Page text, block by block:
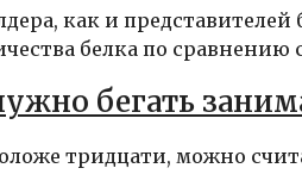
как и
белка по
бегать
тридцати, можно